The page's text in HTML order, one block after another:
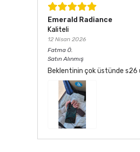
Emerald Radiance
Kaliteli
12 Nisan 2026
Fatma Ö.
Satın Alınmış
Beklentinin çok üstünde s26